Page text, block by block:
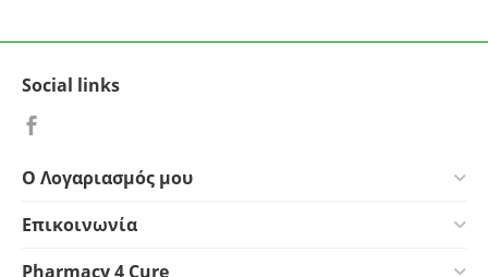
Social links
Ο Λογαριασμός μου
Επικοινωνία
Pharmacy 4 Cure